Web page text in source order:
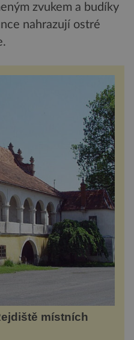
zvukem a budíky
nahrazují ostré
místních